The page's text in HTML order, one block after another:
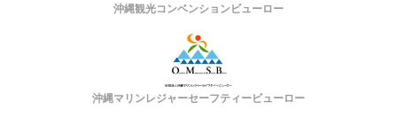
沖縄観光コンベンションビューロー
沖縄マリンレジャーセーフティービューロー